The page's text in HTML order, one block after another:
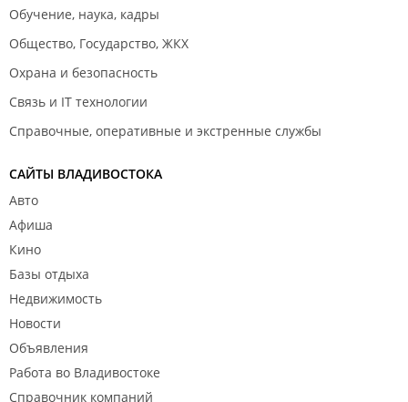
Обучение, наука, кадры
Общество, Государство, ЖКХ
Охрана и безопасность
Связь и IT технологии
Справочные, оперативные и экстренные службы
САЙТЫ ВЛАДИВОСТОКА
Авто
Афиша
Кино
Базы отдыха
Недвижимость
Новости
Объявления
Работа во Владивостоке
Справочник компаний